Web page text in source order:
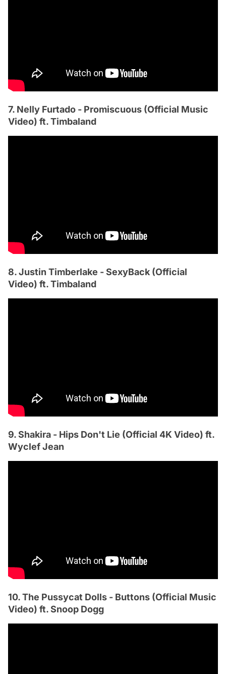
7. Nelly Furtado - Promiscuous (Official Music
Video) ft. Timbaland
8. Justin Timberlake - SexyBack (Official
Video) ft. Timbaland
9. Shakira - Hips Don't Lie (Official 4K Video) ft.
Wyclef Jean
10. The Pussycat Dolls - Buttons (Official Music
Video) ft. Snoop Dogg